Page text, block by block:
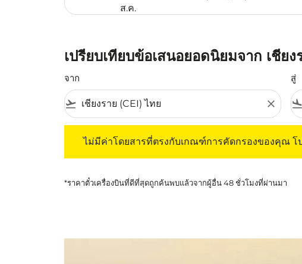
ส.ค.
เปรียบเทียบข้อเสนอยอดนิยมจาก เชีย
จาก
flight_takeoff close
สู่
flight_land
ไม่มีค่าโดยสารที่ตรงกับเกณฑ์การคัดกรองของคุณ
*ราคาตั๋วเครื่องบินที่ดีที่สุดถูกค้นพบแล้วจากผู้อื่น 48 ชั่วโมงที่ผ่านมา